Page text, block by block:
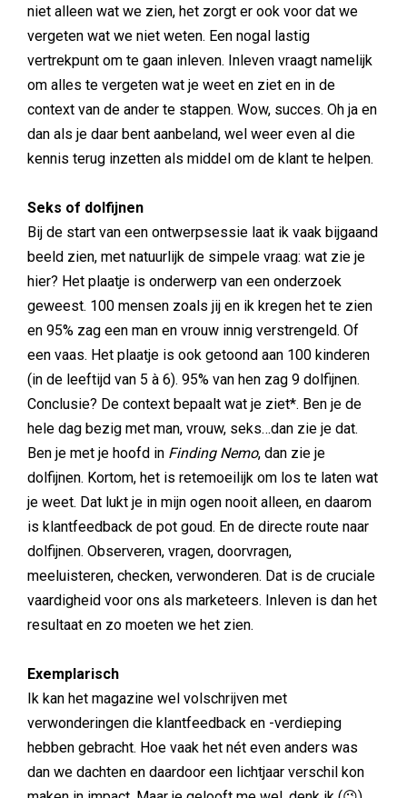
niet alleen wat we zien, het zorgt er ook voor dat we
vergeten wat we niet weten. Een nogal lastig
vertrekpunt om te gaan inleven. Inleven vraagt namelijk
om alles te vergeten wat je weet en ziet en in de
context van de ander te stappen. Wow, succes. Oh ja en
dan als je daar bent aanbeland, wel weer even al die
kennis terug inzetten als middel om de klant te helpen.
Seks of dolfijnen
Bij de start van een ontwerpsessie laat ik vaak bijgaand
beeld zien, met natuurlijk de simpele vraag: wat zie je
hier? Het plaatje is onderwerp van een onderzoek
geweest. 100 mensen zoals jij en ik kregen het te zien
en 95% zag een man en vrouw innig verstrengeld. Of
een vaas. Het plaatje is ook getoond aan 100 kinderen
(in de leeftijd van 5 à 6). 95% van hen zag 9 dolfijnen.
Conclusie? De context bepaalt wat je ziet*. Ben je de
hele dag bezig met man, vrouw, seks…dan zie je dat.
Ben je met je hoofd in Finding Nemo, dan zie je
dolfijnen. Kortom, het is retemoeilijk om los te laten wat
je weet. Dat lukt je in mijn ogen nooit alleen, en daarom
is klantfeedback de pot goud. En de directe route naar
dolfijnen. Observeren, vragen, doorvragen,
meeluisteren, checken, verwonderen. Dat is de cruciale
vaardigheid voor ons als marketeers. Inleven is dan het
resultaat en zo moeten we het zien.
Exemplarisch
Ik kan het magazine wel volschrijven met
verwonderingen die klantfeedback en -verdieping
hebben gebracht. Hoe vaak het nét even anders was
dan we dachten en daardoor een lichtjaar verschil kon